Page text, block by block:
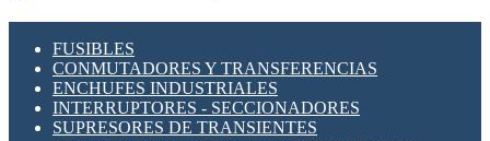
FUSIBLES
CONMUTADORES Y TRANSFERENCIAS
ENCHUFES INDUSTRIALES
INTERRUPTORES - SECCIONADORES
SUPRESORES DE TRANSIENTES